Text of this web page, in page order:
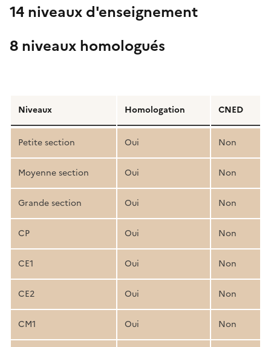
14 niveaux d'enseignement
8 niveaux homologués
de
la
structure
pédagogique
Niveaux Homologation CNED
Petite section Oui Non
Moyenne section Oui Non
Grande section Oui Non
CP Oui Non
CE1 Oui Non
CE2 Oui Non
CM1 Oui Non